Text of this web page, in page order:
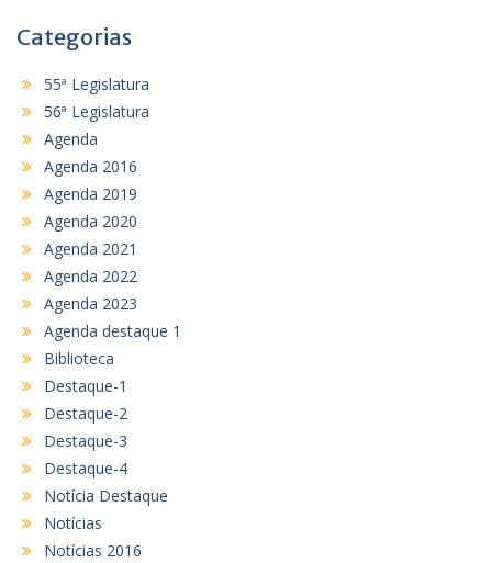
Categorias
55ª Legislatura
56ª Legislatura
Agenda
Agenda 2016
Agenda 2019
Agenda 2020
Agenda 2021
Agenda 2022
Agenda 2023
Agenda destaque 1
Biblioteca
Destaque-1
Destaque-2
Destaque-3
Destaque-4
Notícia Destaque
Notícias
Notícias 2016